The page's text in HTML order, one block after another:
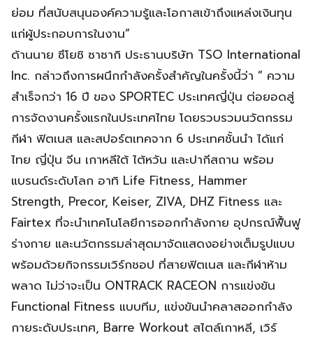
ย่อม ที่สนับสนุนองค์ความรู้และโอกาสเข้าถึงแหล่งเงินทุน
แก่ผู้ประกอบการในงาน”
​ด้านนาย ซึโยชิ ซาซากิ ประธานบริษัท TSO International
Inc. กล่าวถึงการผนึกกำลังครั้งสำคัญในครั้งนี้ว่า ” ความ
สำเร็จกว่า 16 ปี ของ SPORTEC ประเทศญี่ปุ่น ต่อยอดสู่
การจัดงานครั้งแรกในประเทศไทย โดยรวบรวมนวัตกรรม
กีฬา ฟิตเนส และสปอร์ตเทคจาก 6 ประเทศชั้นนำ ได้แก่
ไทย ญี่ปุ่น จีน เกาหลีใต้ ไต้หวัน และปากีสถาน พร้อม
แบรนด์ระดับโลก อาทิ Life Fitness, Hammer
Strength, Precor, Keiser, ZIVA, DHZ Fitness และ
Fairtex ที่จะนำเทคโนโลยีการออกกำลังกาย อุปกรณ์ฟื้นฟู
ร่างกาย และนวัตกรรมล่าสุดมาจัดแสดงอย่างเต็มรูปแบบ
พร้อมด้วยกิจกรรมเวิร์กชอป ที่สายฟิตเนส และกีฬาห้าม
พลาด ไม่ว่าจะเป็น ONTRACK RACEON การแข่งขัน
Functional Fitness แบบทีม, แข่งขันนำคลาสออกกำลัง
กายระดับประเทศ, Barre Workout สไตล์เกาหลี, เวิร์